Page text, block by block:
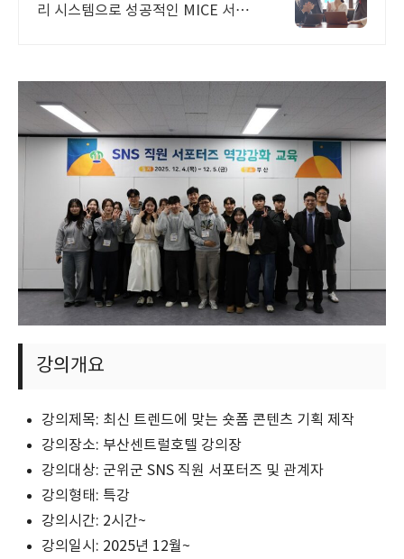
리 시스템으로 성공적인 MICE 서비
강의개요
강의제목: 최신 트렌드에 맞는 숏폼 콘텐츠 기획 제작
강의장소: 부산센트럴호텔 강의장
강의대상: 군위군 SNS 직원 서포터즈 및 관계자
강의형태: 특강
강의시간: 2시간~
강의일시: 2025년 12월~